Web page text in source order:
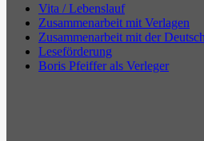
Vita / Lebenslauf
Zusammenarbeit mit Verlagen
Zusammenarbeit mit der
Leseförderung
Boris Pfeiffer als Verleger